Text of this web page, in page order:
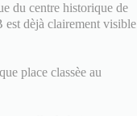
du centre historique de
dèjà clairement visible
place classèe au